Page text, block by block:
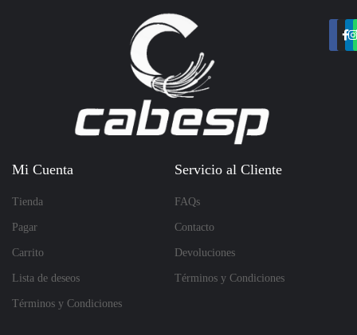
Mi Cuenta
Tienda
Pagar
Carrito
Lista de deseos
Términos y Condiciones
Servicio al Cliente
FAQs
Contacto
Devoluciones
Términos y Condiciones